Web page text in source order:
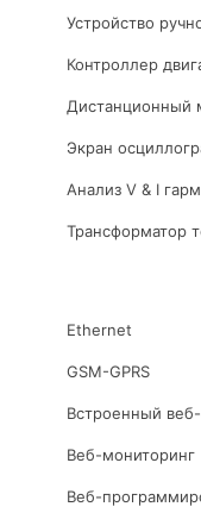
Устройство
Контроллер
Дистанционный
Экран
Анализ V & I
Трансформатор
Ethernet
GSM-GPRS
Встроенный
Веб-мониторинг
Веб-